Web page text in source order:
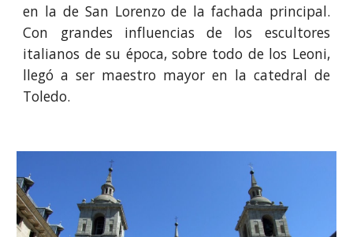
en la de San Lorenzo de la fachada principal.
Con grandes influencias de los escultores
italianos de su época, sobre todo de los Leoni,
llegó a ser maestro mayor en la catedral de
Toledo.